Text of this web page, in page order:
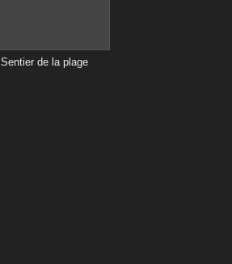
Sentier de la plage